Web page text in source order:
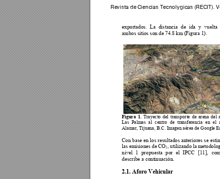
Revista de Ciencias Tecnológicas (RECIT).
exportados. La distancia de ida y vuelta
ambos sitios son de 74.8 km (Figura 1).
Figura 1. Trayecto del transporte de arena del
Las Palmas al centro de transferencia en el
Alamar, Tijuana, B.C. Imagen aérea de Google
Con base en los resultados anteriores se
las emisiones de CO2, utilizando la m
nivel 1 propuesta por el IPCC [11],
describe a continuación.
2.1. Aforo Vehicular